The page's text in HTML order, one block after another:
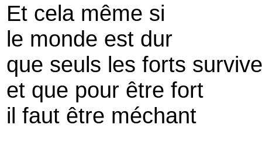
Et cela même si
le monde est dur
que seuls les forts
et que pour être fort
il faut être méchant